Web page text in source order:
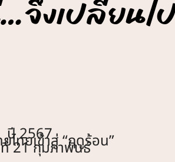
งเปลี่ยนไป
ปี 2567
ยไทยเข้าสู่ “ฤดูร้อน”
21 กุมภาพันธ์